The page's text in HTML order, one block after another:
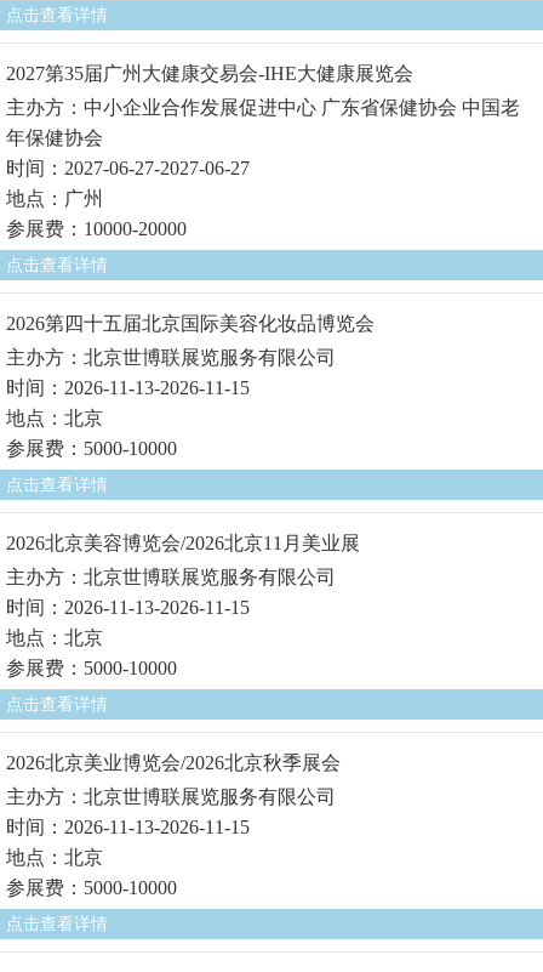
点击查看详情
2027第35届广州大健康交易会-IHE大健康展览会
主办方：中小企业合作发展促进中心 广东省保健协会 中国老
年保健协会
时间：2027-06-27-2027-06-27
地点：广州
参展费：10000-20000
点击查看详情
2026第四十五届北京国际美容化妆品博览会
主办方：北京世博联展览服务有限公司
时间：2026-11-13-2026-11-15
地点：北京
参展费：5000-10000
点击查看详情
2026北京美容博览会/2026北京11月美业展
主办方：北京世博联展览服务有限公司
时间：2026-11-13-2026-11-15
地点：北京
参展费：5000-10000
点击查看详情
2026北京美业博览会/2026北京秋季展会
主办方：北京世博联展览服务有限公司
时间：2026-11-13-2026-11-15
地点：北京
参展费：5000-10000
点击查看详情